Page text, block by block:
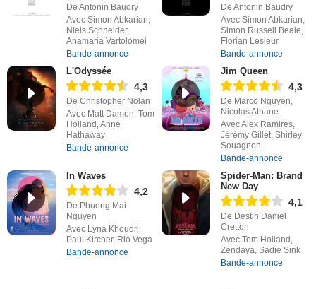
De Antonin Baudry
Avec Simon Abkarian,
Niels Schneider,
Anamaria Vartolomei
Bande-annonce
De Antonin Baudry
Avec Simon Abkarian,
Simon Russell Beale,
Florian Lesieur
Bande-annonce
L'Odyssée
4,3
De Christopher Nolan
Avec Matt Damon, Tom
Holland, Anne
Hathaway
Bande-annonce
Jim Queen
4,3
De Marco Nguyen,
Nicolas Athane
Avec Alex Ramires,
Jérémy Gillet, Shirley
Souagnon
Bande-annonce
In Waves
4,2
De Phuong Mai
Nguyen
Avec Lyna Khoudri,
Paul Kircher, Rio Vega
Bande-annonce
Spider-Man: Brand
New Day
4,1
De Destin Daniel
Cretton
Avec Tom Holland,
Zendaya, Sadie Sink
Bande-annonce